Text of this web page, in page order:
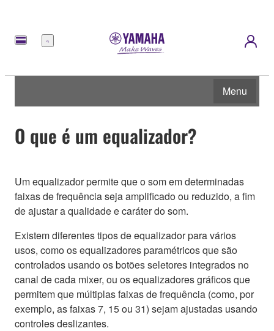
Menu
Menu
O que é um equalizador?
Um equalizador permite que o som em determinadas
faixas de frequência seja amplificado ou reduzido, a fim
de ajustar a qualidade e caráter do som.
Existem diferentes tipos de equalizador para vários
usos, como os equalizadores paramétricos que são
controlados usando os botões seletores integrados no
canal de cada mixer, ou os equalizadores gráficos que
permitem que múltiplas faixas de frequência (como, por
exemplo, as faixas 7, 15 ou 31) sejam ajustadas usando
controles deslizantes.